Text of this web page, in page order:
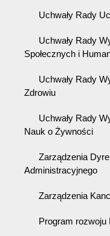
Uchwały Rady
Uchwały Rady
Społecznych i
Uchwały Rady
Zdrowiu
Uchwały Rady
Nauk o Żywności
Zarządzenia
Administracyjnego
Zarządzenia
Program